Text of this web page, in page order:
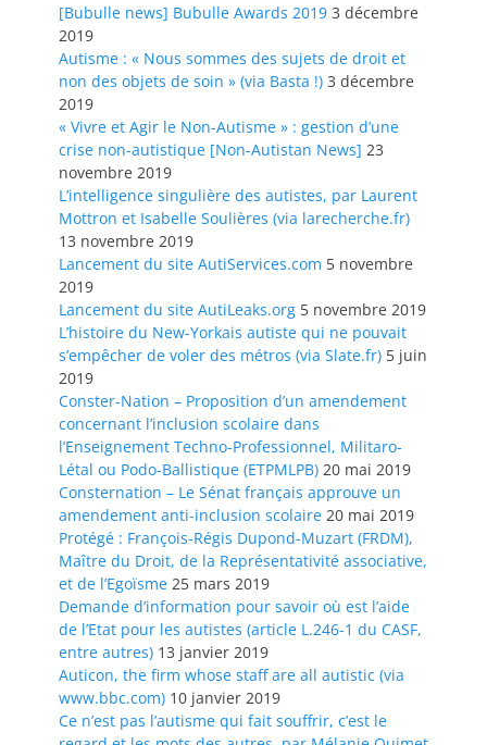
[Bubulle news] Bubulle Awards 2019 3 décembre
2019
Autisme : « Nous sommes des sujets de droit et
non des objets de soin » (via Basta !) 3 décembre
2019
« Vivre et Agir le Non-Autisme » : gestion d’une
crise non-autistique [Non-Autistan News] 23
novembre 2019
L’intelligence singulière des autistes, par Laurent
Mottron et Isabelle Soulières (via larecherche.fr)
13 novembre 2019
Lancement du site AutiServices.com 5 novembre
2019
Lancement du site AutiLeaks.org 5 novembre 2019
L’histoire du New-Yorkais autiste qui ne pouvait
s’empêcher de voler des métros (via Slate.fr) 5 juin
2019
Conster-Nation – Proposition d’un amendement
concernant l’inclusion scolaire dans
l’Enseignement Techno-Professionnel, Militaro-
Létal ou Podo-Ballistique (ETPMLPB) 20 mai 2019
Consternation – Le Sénat français approuve un
amendement anti-inclusion scolaire 20 mai 2019
Protégé : François-Régis Dupond-Muzart (FRDM),
Maître du Droit, de la Représentativité associative,
et de l’Egoïsme 25 mars 2019
Demande d’information pour savoir où est l’aide
de l’Etat pour les autistes (article L.246-1 du CASF,
entre autres) 13 janvier 2019
Auticon, the firm whose staff are all autistic (via
www.bbc.com) 10 janvier 2019
Ce n’est pas l’autisme qui fait souffrir, c’est le